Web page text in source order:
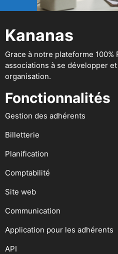
Kananas
Grace à notre plateforme
associations à se développer
organisation.
Fonctionnalités
Gestion des adhérents
Billetterie
Planification
Comptabilité
Site web
Communication
Application pour les adhérents
API